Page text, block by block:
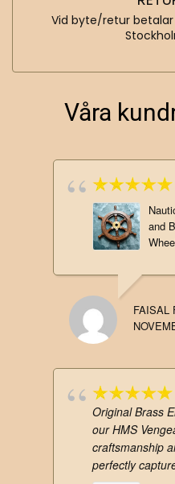
Vid byte/retur
Våra
and
FAISAL
Original Brass
our HMS
craftsmanship
perfectly